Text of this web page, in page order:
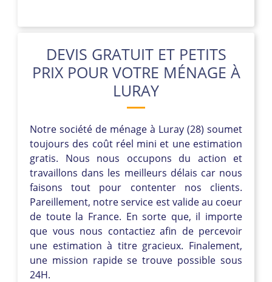
DEVIS GRATUIT ET PETITS
PRIX POUR VOTRE MÉNAGE À
LURAY
Notre société de ménage à Luray (28) soumet
toujours des coût réel mini et une estimation
gratis. Nous nous occupons du action et
travaillons dans les meilleurs délais car nous
faisons tout pour contenter nos clients.
Pareillement, notre service est valide au coeur
de toute la France. En sorte que, il importe
que vous nous contactiez afin de percevoir
une estimation à titre gracieux. Finalement,
une mission rapide se trouve possible sous
24H.